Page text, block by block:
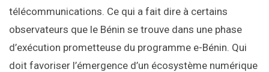
télécommunications. Ce qui a fait dire à certains
observateurs que le Bénin se trouve dans une phase
d’exécution prometteuse du programme e-Bénin. Qui
doit favoriser l’émergence d’un écosystème numérique